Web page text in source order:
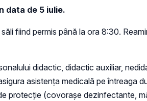
data de 5 iulie.
fiind permis până la ora 8:30.
didactic, didactic auxiliar,
asistența medicală pe întreaga
protecție (covorașe dezinfectante,